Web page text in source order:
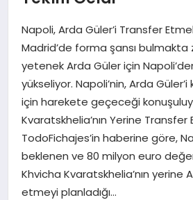
SAĞLIK
SPOR
TEKNOLOJI
YAŞAM
GÜNDEM
Napoli, Arda Güler’i Transfer
Madrid’de forma şansı
yetenek Arda Güler için
yükseliyor. Napoli’nin, Arda
için harekete geçeceği
Kvaratskhelia’nın Yerine Transfer
TodoFichajes’in haberine göre,
beklenen ve 80 milyon euro
Khvicha Kvaratskhelia’nın yerine
etmeyi planladığı…